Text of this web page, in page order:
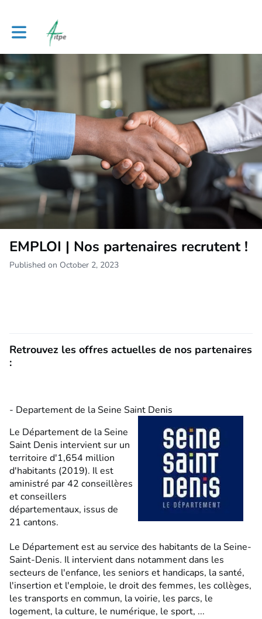
Toggle main navigation
EMPLOI | Nos partenaires recrutent !
Published on October 2, 2023
Retrouvez les offres actuelles de nos partenaires
:
- Departement de la Seine Saint Denis
Le Département de la Seine
Saint Denis intervient sur un
territoire d'1,654 million
d'habitants (2019). Il est
aministré par 42 conseillères
et conseillers
départementaux, issus de
21 cantons.
Le Département est au service des habitants de la Seine-
Saint-Denis. Il intervient dans notamment dans les
secteurs de l'enfance, les seniors et handicaps, la santé,
l'insertion et l'emploie, le droit des femmes, les collèges,
les transports en commun, la voirie, les parcs, le
logement, la culture, le numérique, le sport, ...